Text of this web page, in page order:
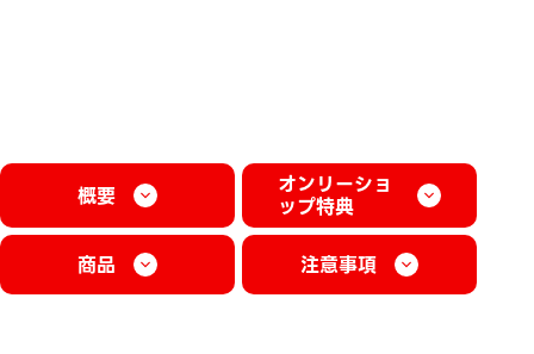
概要 オンリーショ
ップ特典
商品
注意事項